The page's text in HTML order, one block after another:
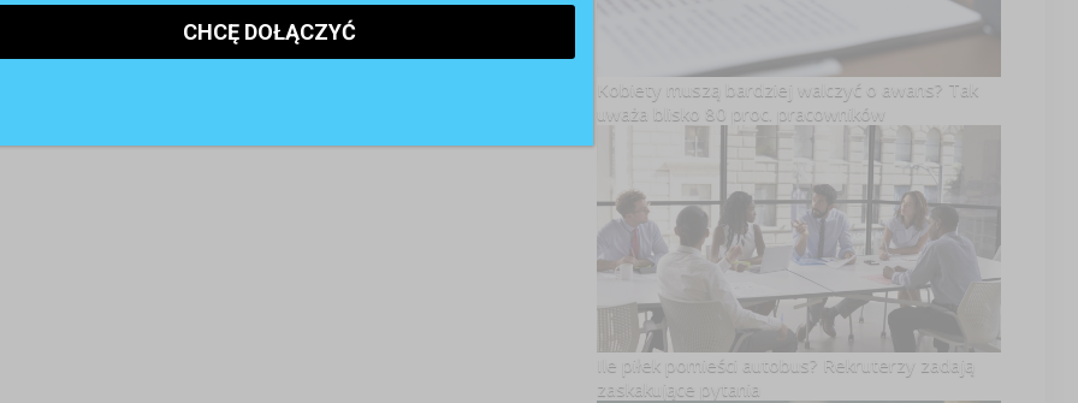
Kobiety muszą bardziej walczyć o awans? Tak
uważa blisko 80 proc. pracowników
Ile piłek pomieści autobus? Rekruterzy zadają
zaskakujące pytania